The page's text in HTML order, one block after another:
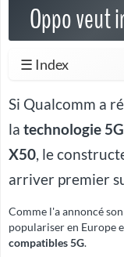
Oppo veut
☰ Index
Si Qualcomm a
la technologie 5G
X50, le
arriver premier
Comme l'a annoncé
populariser en Europe
compatibles 5G.